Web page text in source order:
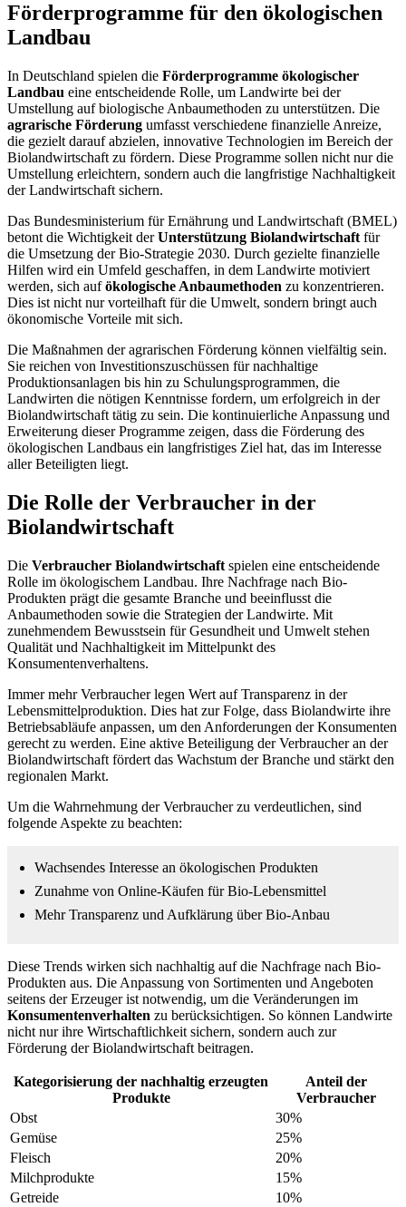
Förderprogramme für den ökologischen
Landbau
In Deutschland spielen die Förderprogramme ökologischer
Landbau eine entscheidende Rolle, um Landwirte bei der
Umstellung auf biologische Anbaumethoden zu unterstützen. Die
agrarische Förderung umfasst verschiedene finanzielle Anreize,
die gezielt darauf abzielen, innovative Technologien im Bereich der
Biolandwirtschaft zu fördern. Diese Programme sollen nicht nur die
Umstellung erleichtern, sondern auch die langfristige Nachhaltigkeit
der Landwirtschaft sichern.
Das Bundesministerium für Ernährung und Landwirtschaft (BMEL)
betont die Wichtigkeit derUnterstützung Biolandwirtschaft für
die Umsetzung der Bio-Strategie 2030. Durch gezielte finanzielle
Hilfen wird ein Umfeld geschaffen, in dem Landwirte motiviert
werden, sich aufökologische Anbaumethoden zu konzentrieren.
Dies ist nicht nur vorteilhaft für die Umwelt, sondern bringt auch
ökonomische Vorteile mit sich.
Die Maßnahmen der agrarischen Förderung können vielfältig sein.
Sie reichen von Investitionszuschüssen für nachhaltige
Produktionsanlagen bis hin zu Schulungsprogrammen, die
Landwirten die nötigen Kenntnisse fordern, um erfolgreich in der
Biolandwirtschaft tätig zu sein. Die kontinuierliche Anpassung und
Erweiterung dieser Programme zeigen, dass die Förderung des
ökologischen Landbaus ein langfristiges Ziel hat, das im Interesse
aller Beteiligten liegt.
Die Rolle der Verbraucher in der
Biolandwirtschaft
Die Verbraucher Biolandwirtschaft spielen eine entscheidende
Rolle im ökologischem Landbau. Ihre Nachfrage nach Bio-
Produkten prägt die gesamte Branche und beeinflusst die
Anbaumethoden sowie die Strategien der Landwirte. Mit
zunehmendem Bewusstsein für Gesundheit und Umwelt stehen
Qualität und Nachhaltigkeit im Mittelpunkt des
Konsumentenverhaltens.
Immer mehr Verbraucher legen Wert auf Transparenz in der
Lebensmittelproduktion. Dies hat zur Folge, dass Biolandwirte ihre
Betriebsabläufe anpassen, um den Anforderungen der Konsumenten
gerecht zu werden. Eine aktive Beteiligung der Verbraucher an der
Biolandwirtschaft fördert das Wachstum der Branche und stärkt den
regionalen Markt.
Um die Wahrnehmung der Verbraucher zu verdeutlichen, sind
folgende Aspekte zu beachten:
Wachsendes Interesse an ökologischen Produkten
Zunahme von Online-Käufen für Bio-Lebensmittel
Mehr Transparenz und Aufklärung über Bio-Anbau
Diese Trends wirken sich nachhaltig auf die Nachfrage nach Bio-
Produkten aus. Die Anpassung von Sortimenten und Angeboten
seitens der Erzeuger ist notwendig, um die Veränderungen im
Konsumentenverhalten zu berücksichtigen. So können Landwirte
nicht nur ihre Wirtschaftlichkeit sichern, sondern auch zur
Förderung der Biolandwirtschaft beitragen.
Kategorisierung der nachhaltig erzeugten
Produkte
Anteil der
Verbraucher
Obst
30%
Gemüse
25%
Fleisch
20%
Milchprodukte
15%
Getreide
10%